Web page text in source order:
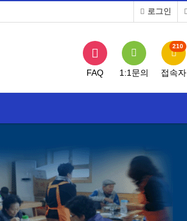
로그인
FAQ 1:1문의 접속자
210